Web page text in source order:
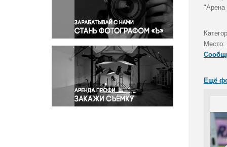
Правосудие
Происшествия и конфликты
Религия
Светская жизнь
Спорт
Экология
Экономика и бизнес
"Арена
Место:
Ещё